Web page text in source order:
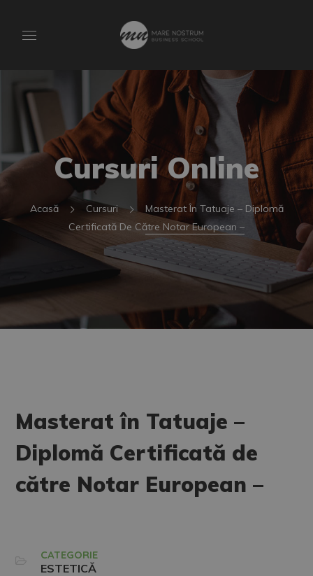
Cursuri Online
Acasă Cursuri
Masterat În Tatuaje – Diplomă
Certificată De Către Notar European –
Masterat în Tatuaje –
Diplomă Certificată de
către Notar European –
CATEGORIE
ESTETICĂ